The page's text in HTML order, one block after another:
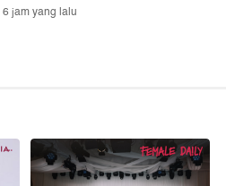
6 jam yang lalu